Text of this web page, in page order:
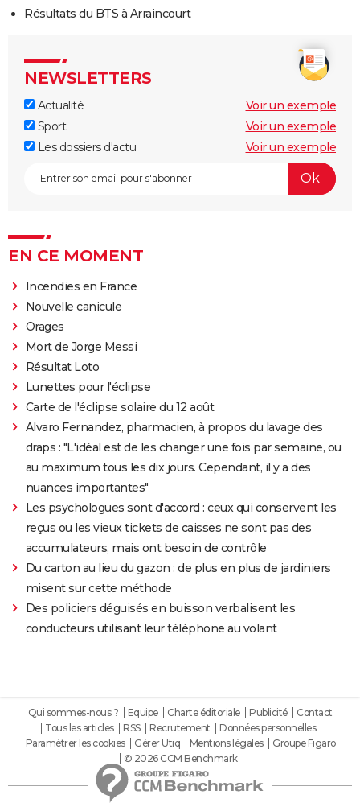
Résultats du BTS à Arraincourt
NEWSLETTERS
Actualité
Voir un exemple
Sport
Voir un exemple
Les dossiers d'actu
Voir un exemple
EN CE MOMENT
Incendies en France
Nouvelle canicule
Orages
Mort de Jorge Messi
Résultat Loto
Lunettes pour l'éclipse
Carte de l'éclipse solaire du 12 août
Alvaro Fernandez, pharmacien, à propos du lavage des
draps : "L'idéal est de les changer une fois par semaine, ou
au maximum tous les dix jours. Cependant, il y a des
nuances importantes"
Les psychologues sont d'accord : ceux qui conservent les
reçus ou les vieux tickets de caisses ne sont pas des
accumulateurs, mais ont besoin de contrôle
Du carton au lieu du gazon : de plus en plus de jardiniers
misent sur cette méthode
Des policiers déguisés en buisson verbalisent les
conducteurs utilisant leur téléphone au volant
Qui sommes-nous ? Equipe Charte éditoriale Publicité
Contact
Tous les articles
RSS Recrutement
Données personnelles
Paramétrer les cookies
Gérer Utiq Mentions légales
Groupe Figaro
© 2026 CCM Benchmark